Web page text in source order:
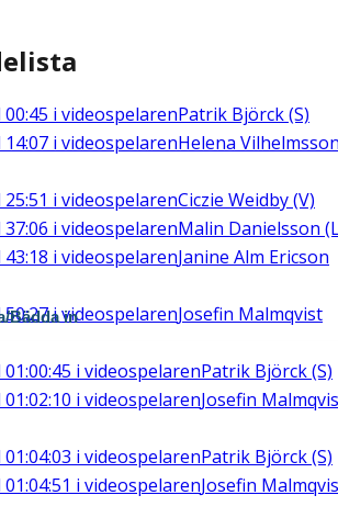
00:45 i videospelarenPatrik Björck (S)
14:07 i videospelarenHelena
25:51 i videospelarenCiczie Weidby (V)
37:06 i videospelarenMalin Danielsson
43:18 i videospelarenJanine Alm Ericson
50:27i videospelarenJosefin Malmqvist
01:00:45 i videospelarenPatrik Björck (S)
01:02:10 i videospelarenJosefin
01:04:03 i videospelarenPatrik Björck (S)
01:04:51 i videospelarenJosefin
Bädda in